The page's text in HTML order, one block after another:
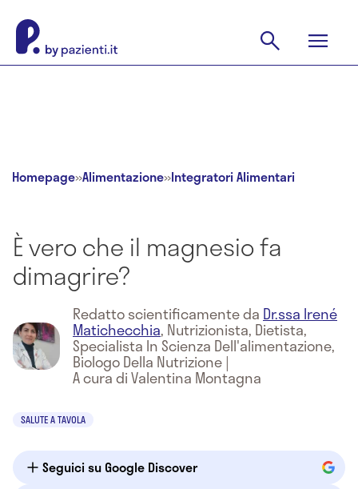
Homepage»Alimentazione»Integratori Alimentari
È vero che il magnesio fa
dimagrire?
Redatto scientificamente da Dr.ssa Irené
Matichecchia, Nutrizionista, Dietista,
Specialista In Scienza Dell'alimentazione,
Biologo Della Nutrizione|
A cura di Valentina Montagna
SALUTE A TAVOLA
Seguici su Google Discover